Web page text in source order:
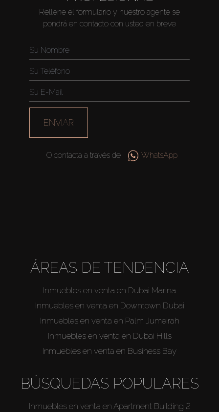
Agentes
About Us
Rellene el formulario y nuestro agente se
pondrá en contacto con usted en breve
ENVIAR
O contacta a través de WhatsApp
ÁREAS DE TENDENCIA
Inmuebles en venta en Dubai Marina
Inmuebles en venta en Downtown Dubai
Inmuebles en venta en Palm Jumeirah
Inmuebles en venta en Dubai Hills
Inmuebles en venta en Business Bay
BÚSQUEDAS POPULARES
Inmuebles en venta en Apartment Building 2